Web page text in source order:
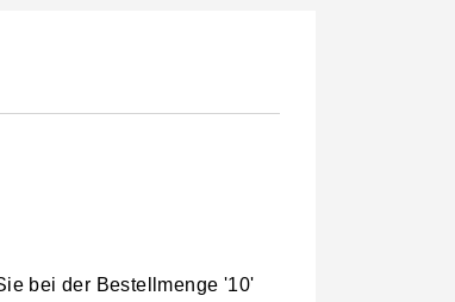
bei der Bestellmenge '10'